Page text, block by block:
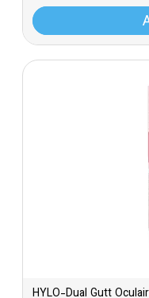
HYLO-Dual Gutt